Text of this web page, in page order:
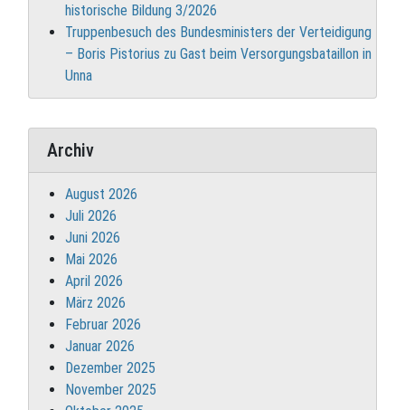
historische Bildung 3/2026
Truppenbesuch des Bundesministers der Verteidigung
– Boris Pistorius zu Gast beim Versorgungsbataillon in
Unna
Archiv
August 2026
Juli 2026
Juni 2026
Mai 2026
April 2026
März 2026
Februar 2026
Januar 2026
Dezember 2025
November 2025